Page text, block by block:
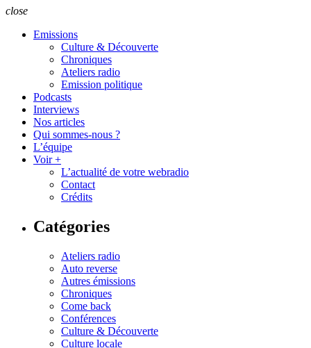
close
Emissions
Culture & Découverte
Chroniques
Ateliers radio
Emission politique
Podcasts
Interviews
Nos articles
Qui sommes-nous ?
L’équipe
Voir +
L’actualité de votre webradio
Contact
Crédits
Catégories
Ateliers radio
Auto reverse
Autres émissions
Chroniques
Come back
Conférences
Culture & Découverte
Culture locale